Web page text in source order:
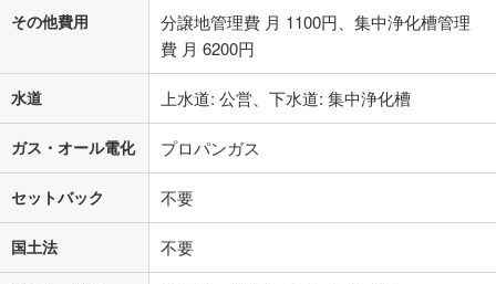
その他費用
分譲地管理費 月 1100円、集中浄化槽管理
費 月 6200円
水道 上水道: 公営、下水道: 集中浄化槽
ガス・オール電化 プロパンガス
セットバック 不要
国土法 不要